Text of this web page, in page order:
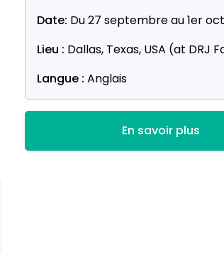
Date: Du 27 septembre au 1er
Lieu : Dallas, Texas, USA (at DRJ
Langue : Anglais
En savoir plus